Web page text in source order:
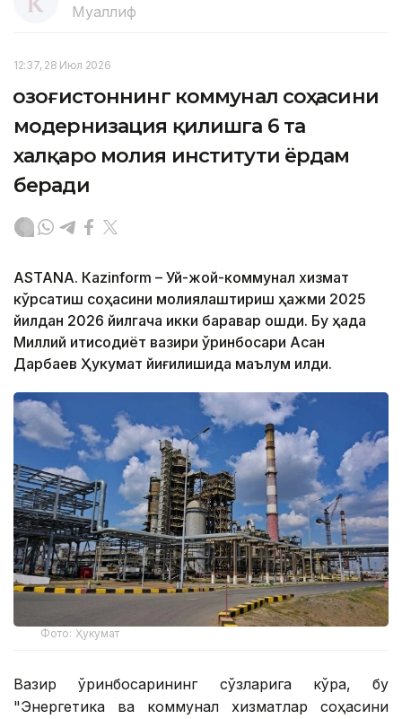
Муаллиф
12:37, 28 Июл 2026
Қозоғистоннинг коммунал соҳасини
модернизация қилишга 6 та
халқаро молия институти ёрдам
беради
ASTANА. Кazinform – Уй-жой-коммунал хизмат
кўрсатиш соҳасини молиялаштириш ҳажми 2025
йилдан 2026 йилгача икки баравар ошди. Бу ҳақда
Миллий иқтисодиёт вазири ўринбосари Асан
Дарбаев Ҳукумат йиғилишида маълум қилди.
Фото: Ҳукумат
Вазир ўринбосарининг сўзларига кўра, бу
"Энергетика ва коммунал хизматлар соҳасини